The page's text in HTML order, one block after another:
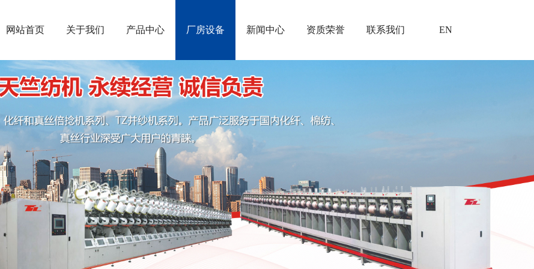
网站首页 关于我们 产品中心 厂房设备 新闻中心 资质荣誉 联系我们 EN